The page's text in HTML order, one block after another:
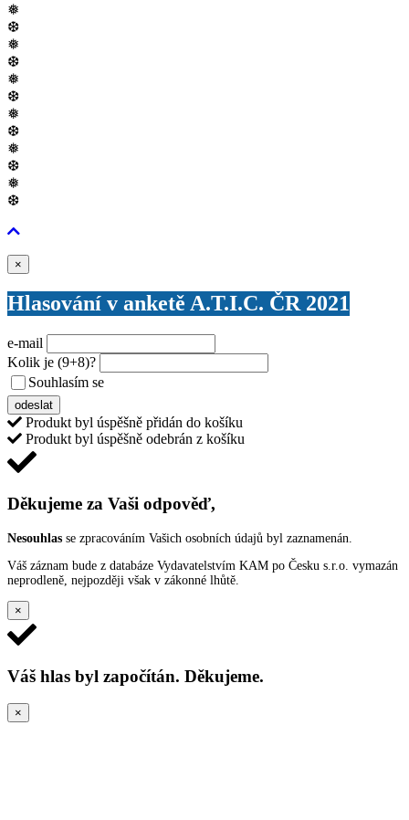
❅
❆
❅
❆
❅
❆
❅
❆
❅
❆
❅
❆
×
Hlasování v anketě A.T.I.C. ČR 2021
e-mail
Kolik je (9+8)?
Souhlasím se
odeslat
Produkt byl úspěšně přidán do košíku
Produkt byl úspěšně odebrán z košíku
Děkujeme za Vaši odpověď,
Nesouhlas se zpracováním Vašich osobních údajů byl zaznamenán.
Váš záznam bude z databáze Vydavatelstvím KAM po Česku s.r.o. vymazán
neprodleně, nejpozději však v zákonné lhůtě.
×
Váš hlas byl započítán. Děkujeme.
×